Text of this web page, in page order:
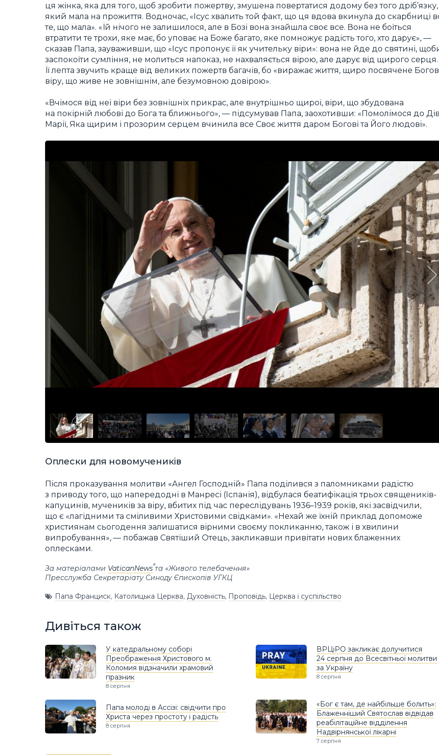
ця жінка, яка для того, щоб зробити пожертву, змушена повертатися додому без того дріб’язку,
який мала на прожиття. Водночас, «Ісус хвалить той факт, що ця вдова вкинула до скарбниці
те, що мала». «Їй нічого не залишилося, але в Бозі вона знайшла своє все. Вона не боїться
втратити те трохи, яке має, бо уповає на Боже багато, яке помножує радість того, хто дарує», —
сказав Папа, зауваживши, що «Ісус пропонує її як учительку віри»: вона не йде до святині,
заспокоїти сумління, не молиться напоказ, не нахваляється вірою, але дарує від щирого серця.
Її лепта звучить краще від великих пожертв багачів, бо «виражає життя, щиро посвячене
віру, що живе не зовнішнім, але безумовною довірою».
«Вчімося від неї віри без зовнішніх прикрас, але внутрішньо щирої, віри, що збудована
на покірній любові до Бога та ближнього», — підсумував Папа, заохотивши: «Помолімося до
Марії, Яка щирим і прозорим серцем вчинила все Своє життя даром Богові та Його людові».
Оплески для новомучеників
Після проказування молитви «Ангел Господній» Папа поділився з паломниками радістю
з приводу того, що напередодні в Манресі (Іспанія), відбулася беатифікація трьох священиків-
капуцинів, мучеників за віру, вбитих під час переслідувань 1936–1939 років, які засвідчили,
що є «лагідними та сміливими Христовими свідками». «Нехай же їхній приклад допоможе
християнам сьогодення залишатися вірними своєму покликанню, також і в хвилини
випробування», — побажав Святіший Отець, закликавши привітати нових блаженних
оплесками.
За матеріалами VaticanNewsта «Живого телебачення»
Пресслужба Секретаріату Синоду Єпископів УГКЦ
Папа Франциск, Католицька Церква, Духовність, Проповідь, Церква і суспільство
Дивіться також
У катедральному соборі
Преображення Христового м.
Коломия відзначили храмовий
празник
8 серпня
ВРЦіРО закликає долучитися
24 серпня до Всесвітньої молитви
за Україну
8 серпня
Папа молоді в Ассізі: свідчити про
Христа через простоту і радість
8 серпня
«Бог є там, де найбільше болить»:
Блаженніший Святослав відвідав
реабілітаційне відділення
Надвірнянської лікарні
7 серпня